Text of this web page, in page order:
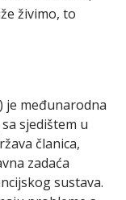
živimo, to
je međunarodna
sjedištem u
članica,
zadaća
sustava.